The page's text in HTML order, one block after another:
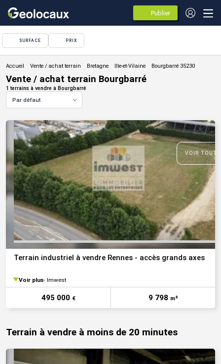
Publier
des
annonces
SURFACE PRIX
Vente / achat terrain
Vente / achat terrain Bourgbarré
1 terrains à vendre à Bourgbarré
Par défaut
VOIR
Terrain industriel à vendre Rennes - accès grands axes
Voir plus Imwest
495 000 € 9 798 m²
Terrain à vendre à moins de 20 minutes